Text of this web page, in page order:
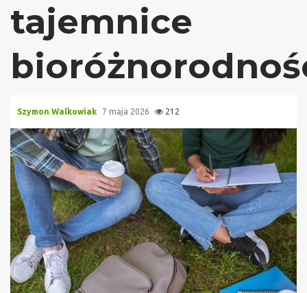
tajemnice
Szymon Walkowiak 7 maja 2026 212